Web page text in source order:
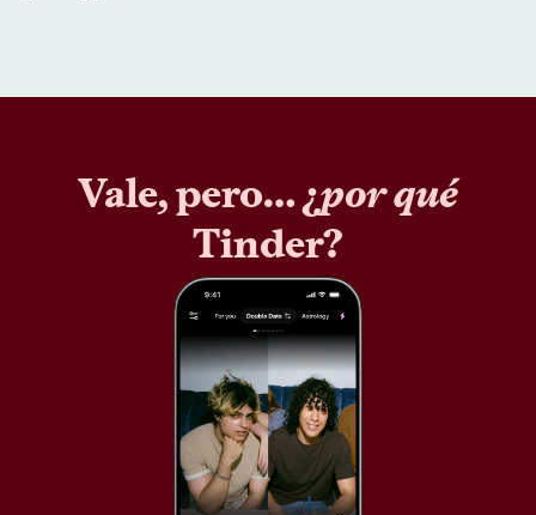
Vale, pero… ¿por qué
Tinder?